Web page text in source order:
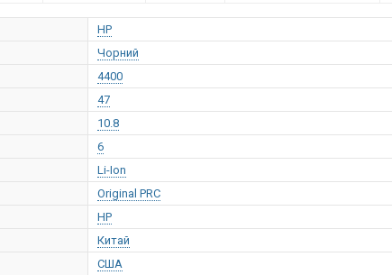
HP
Чорний
4400
47
10.8
6
Li-Ion
Original PRC
HP
Китай
США